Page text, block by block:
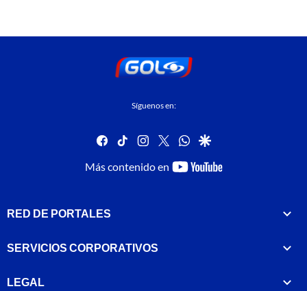
Síguenos en:
facebook
tiktok instagram
twitterwhatsapp
google
Más contenido en
youtube-
RED DE PORTALES
SERVICIOS CORPORATIVOS
LEGAL